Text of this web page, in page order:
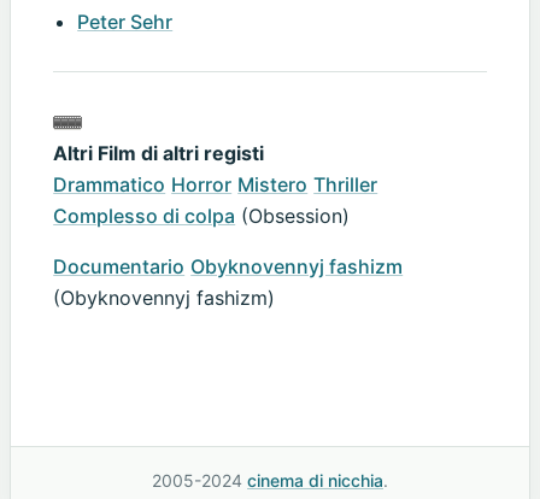
Peter Sehr
Altri Film di altri registi
Drammatico Horror Mistero Thriller
Complesso di colpa (Obsession)
Documentario Obyknovennyj fashizm
(Obyknovennyj fashizm)
2005-2024 cinema di nicchia.